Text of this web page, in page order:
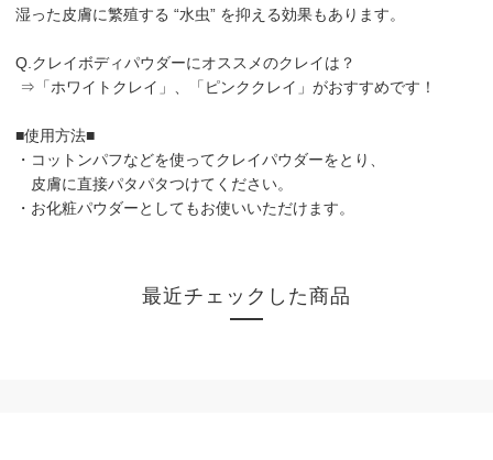
湿った皮膚に繁殖する “水虫” を抑える効果もあります。
Q.クレイボディパウダーにオススメのクレイは？
⇒「ホワイトクレイ」、「ピンククレイ」がおすすめです！
■使用方法■
・コットンパフなどを使ってクレイパウダーをとり、
皮膚に直接パタパタつけてください。
・お化粧パウダーとしてもお使いいただけます。
最近チェックした商品